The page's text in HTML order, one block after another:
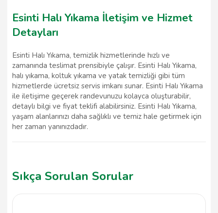
Esinti Halı Yıkama İletişim ve Hizmet
Detayları
Esinti Halı Yıkama, temizlik hizmetlerinde hızlı ve
zamanında teslimat prensibiyle çalışır. Esinti Halı Yıkama,
halı yıkama, koltuk yıkama ve yatak temizliği gibi tüm
hizmetlerde ücretsiz servis imkanı sunar. Esinti Halı Yıkama
ile iletişime geçerek randevunuzu kolayca oluşturabilir,
detaylı bilgi ve fiyat teklifi alabilirsiniz. Esinti Halı Yıkama,
yaşam alanlarınızı daha sağlıklı ve temiz hale getirmek için
her zaman yanınızdadır.
Sıkça Sorulan Sorular